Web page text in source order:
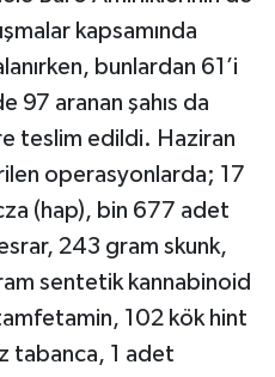
kapsamında
bunlardan 61’i
97 aranan şahıs da
teslim edildi. Haziran
operasyonlarda; 17
(hap), bin 677 adet
243 gram skunk,
sentetik kannabinoid
102 kök hint
tabanca, 1 adet